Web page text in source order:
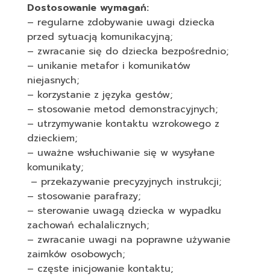
Dostosowanie wymagań:
– regularne zdobywanie uwagi dziecka
przed sytuacją komunikacyjną;
– zwracanie się do dziecka bezpośrednio;
– unikanie metafor i komunikatów
niejasnych;
– korzystanie z języka gestów;
– stosowanie metod demonstracyjnych;
– utrzymywanie kontaktu wzrokowego z
dzieckiem;
– uważne wsłuchiwanie się w wysyłane
komunikaty;
– przekazywanie precyzyjnych instrukcji;
– stosowanie parafrazy;
– sterowanie uwagą dziecka w wypadku
zachowań echalalicznych;
– zwracanie uwagi na poprawne używanie
zaimków osobowych;
– częste inicjowanie kontaktu;